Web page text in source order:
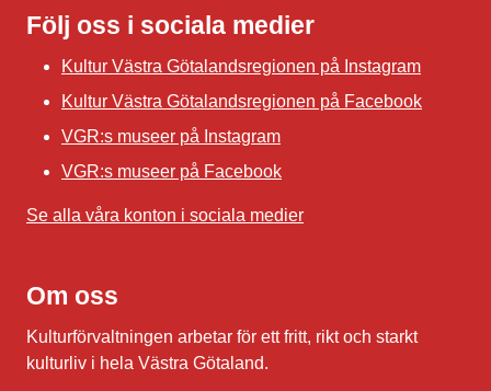
Följ oss i sociala medier
Kultur Västra Götalandsregionen på Instagram
Kultur Västra Götalandsregionen på Facebook
VGR:s museer på Instagram
VGR:s museer på Facebook
Se alla våra konton i sociala medier
Om oss
Kulturförvaltningen arbetar för ett fritt, rikt och starkt
kulturliv i hela Västra Götaland.